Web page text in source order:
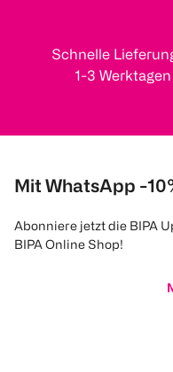
Schnelle
1-3 Werktagen
Mit WhatsApp -
Abonniere jetzt die BIPA
BIPA Online Shop!